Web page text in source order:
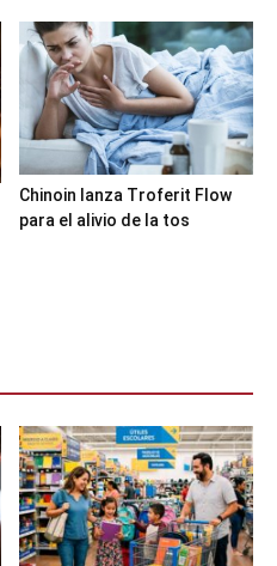
Chinoin lanza Troferit Flow
para el alivio de la tos